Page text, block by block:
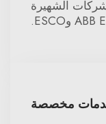
الشهيرة
مخصصة